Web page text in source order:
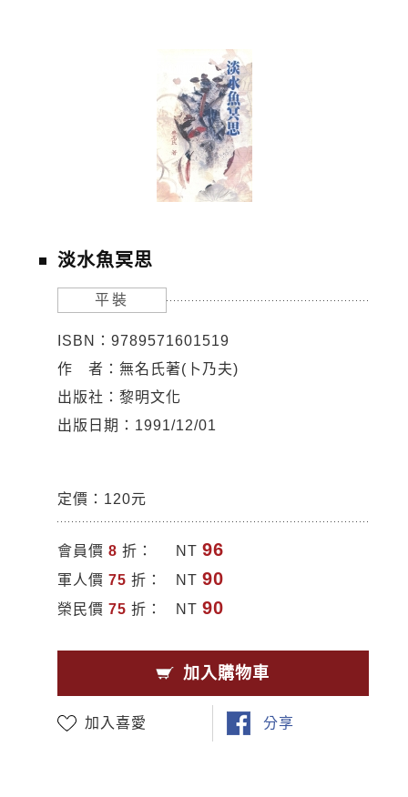
淡水魚冥思
平裝
ISBN：9789571601519
作 者：無名氏著(卜乃夫)
出版社：黎明文化
出版日期：1991/12/01
定價：120元
會員價 8 折： NT 96
軍人價 75 折： NT 90
榮民價 75 折： NT 90
加入購物車
加入喜愛 分享